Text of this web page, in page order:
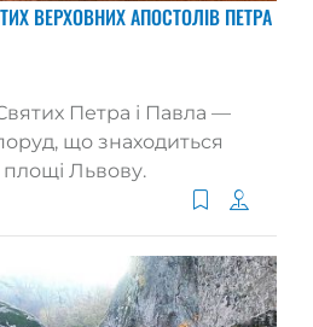
ВЕРХОВНИХ АПОСТОЛІВ ПЕТРА
Петра і Павла —
що знаходиться
Львову.